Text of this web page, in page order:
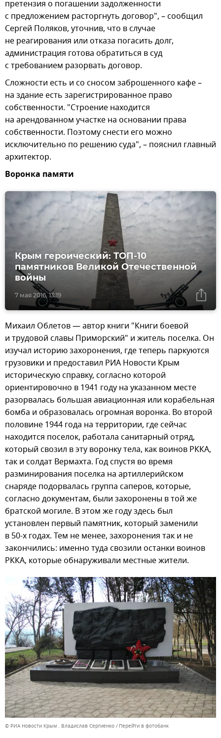
претензия о погашении задолженности
с предложением расторгнуть договор", – сообщил
Сергей Поляков, уточнив, что в случае
не реагирования или отказа погасить долг,
администрация готова обратиться в суд
с требованием разорвать договор.
Сложности есть и со сносом заброшенного кафе –
на здание есть зарегистрированное право
собственности. "Строение находится
на арендованном участке на основании права
собственности. Поэтому снести его можно
исключительно по решению суда", – пояснил главный
архитектор.
Воронка памяти
7 мая 2016, 13:19
Крым героический: ТОП-10
памятников Великой Отечественной
войны
Михаил Облетов — автор книги "Книги боевой
и трудовой славы Приморский" и житель поселка. Он
изучал историю захоронения, где теперь паркуются
грузовики и предоставил РИА Новости Крым
историческую справку, согласно которой
ориентировочно в 1941 году на указанном месте
разорвалась большая авиационная или корабельная
бомба и образовалась огромная воронка. Во второй
половине 1944 года на территории, где сейчас
находится поселок, работала санитарный отряд,
который свозил в эту воронку тела, как воинов РККА,
так и солдат Вермахта. Год спустя во время
разминирования поселка на артиллерийском
снаряде подорвалась группа саперов, которые,
согласно документам, были захоронены в той же
братской могиле. В этом же году здесь был
установлен первый памятник, который заменили
в 50-х годах. Тем не менее, захоронения так и не
закончились: именно туда свозили останки воинов
РККА, которые обнаруживали местные жители.
© РИА Новости Крым . Владислав Сергиенко Перейти в фотобанк